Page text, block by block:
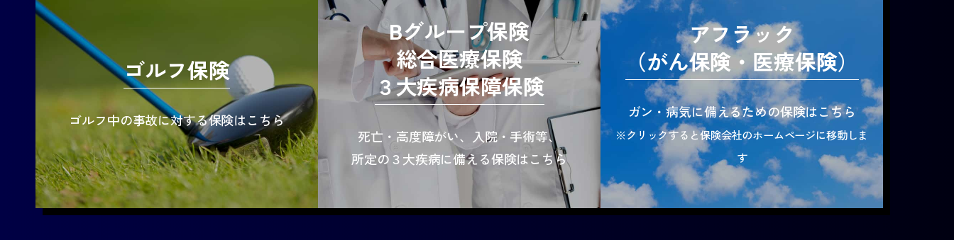
ゴルフ保険
ゴルフ中の事故に対する保険はこちら
Bグループ保険
総合医療保険
３大疾病保障保険
死亡・高度障がい、入院・手術等、
所定の３大疾病に備える保険はこちら
アフラック
（がん保険・医療保険）
ガン・病気に備えるための保険はこちら
※クリックすると保険会社のホームページに移動しま
す